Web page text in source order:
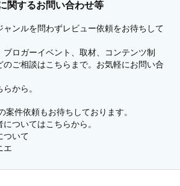
関するお問い合わせ等
ンルを問わずレビュー依頼をお待ちして
ロガーイベント、取材、コンテンツ制
ご相談はこちらまで。お気軽にお問い合
から。
案件依頼もお待ちしております。
ついてはこちらから。
ついて
エ